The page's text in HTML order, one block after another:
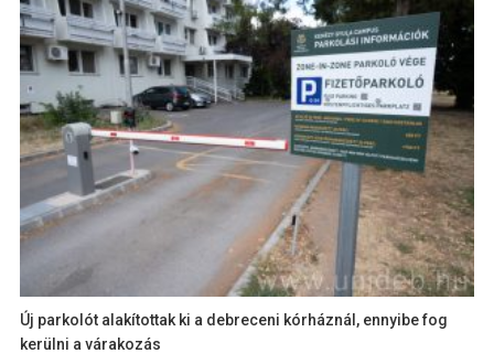
Új parkolót alakítottak ki a debreceni kórháznál, ennyibe fog
kerülni a várakozás